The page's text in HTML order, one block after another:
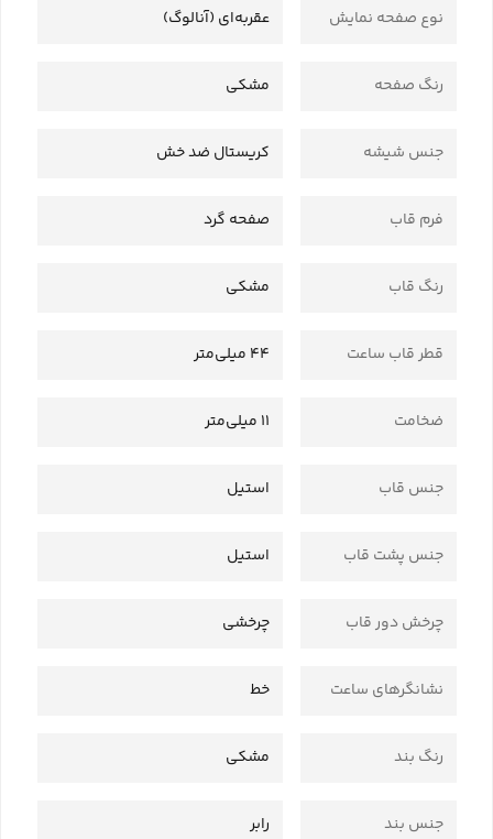
نوع صفحه نمایش عقربه‌ای (آنالوگ)
رنگ صفحه مشکی
جنس شیشه کریستال ضد خش
فرم قاب صفحه گرد
رنگ قاب مشکی
قطر قاب ساعت 44 میلی‌متر
ضخامت 11 میلی‌متر
جنس قاب استیل
جنس پشت قاب استیل
چرخش دور قاب چرخشی
نشانگرهای ساعت خط
رنگ بند مشکی
جنس بند رابر